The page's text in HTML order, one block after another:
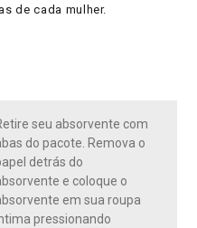
de cada mulher.
seu absorvente com
do pacote. Remova o
detrás do
e coloque o
em sua roupa
pressionando